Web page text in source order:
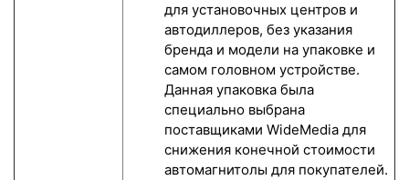
для установочных центров и
автодиллеров, без указания
бренда и модели на упаковке и
самом головном устройстве.
Данная упаковка была
специально выбрана
поставщиками WideMedia для
снижения конечной стоимости
автомагнитолы для покупателей.